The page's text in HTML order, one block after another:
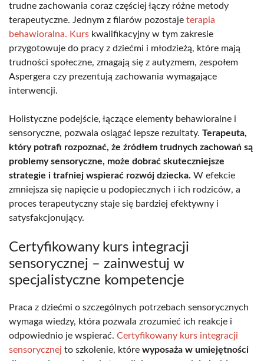
trudne zachowania coraz częściej łączy różne metody
terapeutyczne. Jednym z filarów pozostaje terapia
behawioralna. Kurs kwalifikacyjny w tym zakresie
przygotowuje do pracy z dziećmi i młodzieżą, które mają
trudności społeczne, zmagają się z autyzmem, zespołem
Aspergera czy prezentują zachowania wymagające
interwencji.
Holistyczne podejście, łączące elementy behawioralne i
sensoryczne, pozwala osiągać lepsze rezultaty. Terapeuta,
który potrafi rozpoznać, że źródłem trudnych zachowań są
problemy sensoryczne, może dobrać skuteczniejsze
strategie i trafniej wspierać rozwój dziecka. W efekcie
zmniejsza się napięcie u podopiecznych i ich rodziców, a
proces terapeutyczny staje się bardziej efektywny i
satysfakcjonujący.
Certyfikowany kurs integracji
sensorycznej – zainwestuj w
specjalistyczne kompetencje
Praca z dziećmi o szczególnych potrzebach sensorycznych
wymaga wiedzy, która pozwala zrozumieć ich reakcje i
odpowiednio je wspierać. Certyfikowany kurs integracji
sensorycznej to szkolenie, które wyposaża w umiejętności